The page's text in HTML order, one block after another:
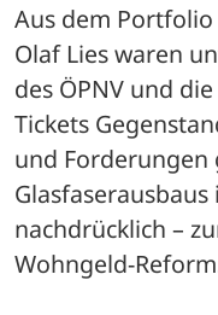
Aus dem
Olaf Lies waren
des ÖPNV und
Tickets
und Forderungen
nachdrücklich –
Wohngeld-